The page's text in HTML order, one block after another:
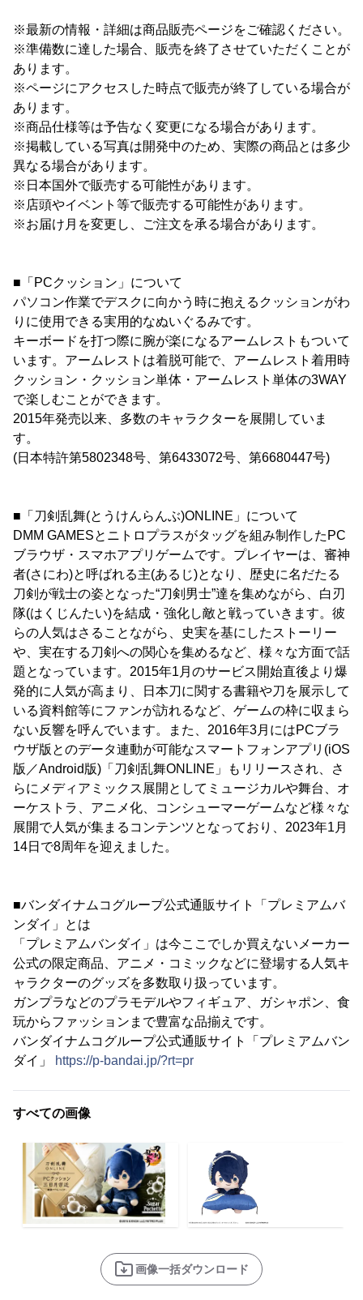
※最新の情報・詳細は商品販売ページをご確認ください。
※準備数に達した場合、販売を終了させていただくことが
あります。
※ページにアクセスした時点で販売が終了している場合が
あります。
※商品仕様等は予告なく変更になる場合があります。
※掲載している写真は開発中のため、実際の商品とは多少
異なる場合があります。
※日本国外で販売する可能性があります。
※店頭やイベント等で販売する可能性があります。
※お届け月を変更し、ご注文を承る場合があります。
■「PCクッション」について
パソコン作業でデスクに向かう時に抱えるクッションがわ
りに使用できる実用的なぬいぐるみです。
キーボードを打つ際に腕が楽になるアームレストもついて
います。アームレストは着脱可能で、アームレスト着用時
クッション・クッション単体・アームレスト単体の3WAY
で楽しむことができます。
2015年発売以来、多数のキャラクターを展開していま
す。
(日本特許第5802348号、第6433072号、第6680447号)
■「刀剣乱舞(とうけんらんぶ)ONLINE」について
DMM GAMESとニトロプラスがタッグを組み制作したPC
ブラウザ・スマホアプリゲームです。プレイヤーは、審神
者(さにわ)と呼ばれる主(あるじ)となり、歴史に名だたる
刀剣が戦士の姿となった“刀剣男士”達を集めながら、白刃
隊(はくじんたい)を結成・強化し敵と戦っていきます。彼
らの人気はさることながら、史実を基にしたストーリー
や、実在する刀剣への関心を集めるなど、様々な方面で話
題となっています。2015年1月のサービス開始直後より爆
発的に人気が高まり、日本刀に関する書籍や刀を展示して
いる資料館等にファンが訪れるなど、ゲームの枠に収まら
ない反響を呼んでいます。また、2016年3月にはPCブラ
ウザ版とのデータ連動が可能なスマートフォンアプリ(iOS
版／Android版)「刀剣乱舞ONLINE」もリリースされ、さ
らにメディアミックス展開としてミュージカルや舞台、オ
ーケストラ、アニメ化、コンシューマーゲームなど様々な
展開で人気が集まるコンテンツとなっており、2023年1月
14日で8周年を迎えました。
■バンダイナムコグループ公式通販サイト「プレミアムバ
ンダイ」とは
「プレミアムバンダイ」は今ここでしか買えないメーカー
公式の限定商品、アニメ・コミックなどに登場する人気キ
ャラクターのグッズを多数取り扱っています。
ガンプラなどのプラモデルやフィギュア、ガシャポン、食
玩からファッションまで豊富な品揃えです。
バンダイナムコグループ公式通販サイト「プレミアムバン
ダイ」
https://p-bandai.jp/?rt=pr
すべての画像
画像一括ダウンロード